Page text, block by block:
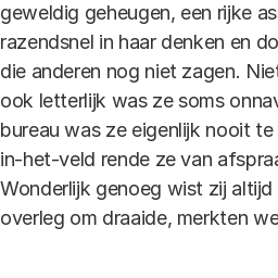
geweldig geheugen, een rijke
razendsnel in haar denken en
die anderen nog niet zagen.
ook letterlijk was ze soms
bureau was ze eigenlijk nooit
in-het-veld rende ze van
Wonderlijk genoeg wist zij altijd
overleg om draaide, merkten